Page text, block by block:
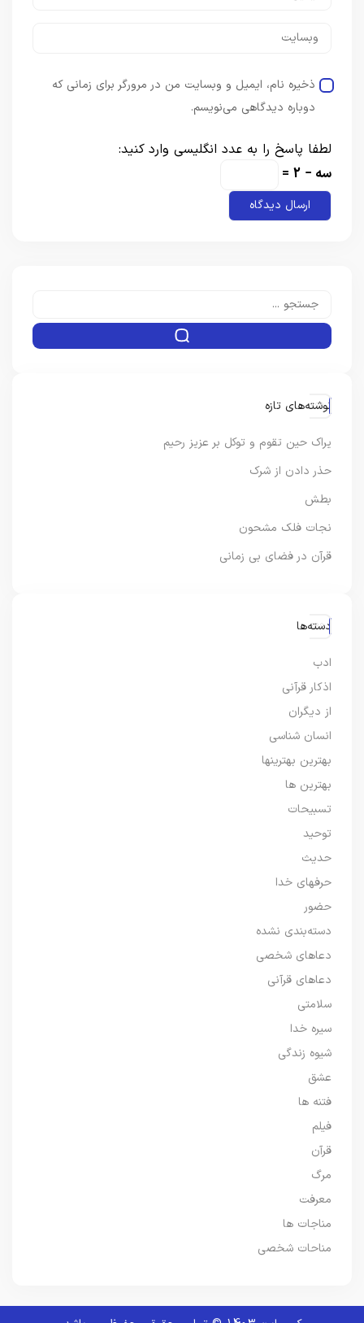
ذخیره نام، ایمیل و وبسایت من در مرورگر برای زمانی که
دوباره دیدگاهی می‌نویسم.
لطفا پاسخ را به عدد انگلیسی وارد کنید:
سه − 2 =
نوشته‌های تازه
یراک حین تقوم و توکل بر عزیز رحیم
حذر دادن از شرک
بطش
نجات فلک مشحون
قرآن در فضای بی زمانی
دسته‌ها
ادب
اذکار قرآنی
از دیگران
انسان شناسی
بهترین بهترینها
بهترین ها
تسبیحات
توحید
حدیث
حرفهای خدا
حضور
دسته‌بندی نشده
دعاهای شخصی
دعاهای قرآنی
سلامتی
سیره خدا
شیوه زندگی
عشق
فتنه ها
فیلم
قرآن
مرگ
معرفت
مناجات ها
مناحات شخصی